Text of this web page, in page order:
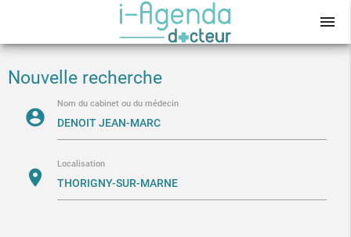
menu
Nouvelle recherche
account_circle
Nom du cabinet ou du médecin
location_on
Localisation